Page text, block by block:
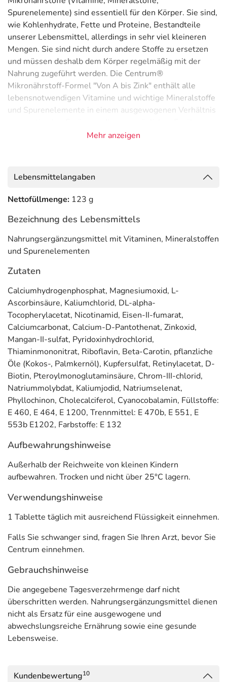
Spurenelemente) sind essentiell für den Körper. Sie sind,
wie Kohlenhydrate, Fette und Proteine, Bestandteile
unserer Lebensmittel, allerdings in sehr viel kleineren
Mengen. Sie sind nicht durch andere Stoffe zu ersetzen
und müssen deshalb dem Körper regelmäßig mit der
Nahrung zugeführt werden. Die Centrum®
Mikronährstoff-Formel "Von A bis Zink" enthält alle
lebensnotwendigen Vitamine und wichtige Mineralstoffe
und Spurenelemente in einem ausgewogenen Verhältnis
Das Ergebnis: Der Körper wird durch die mit Sorgfalt
Abwehrkräfte: Vitamin C, Vitamin D, Zink und Selen
bei.
Blut: Eisen, Vitamin B6 und Vitamin B12 tragen zur
normalen Bildung von roten Blutkörperchen bei. Vitamin
B2 trägt zur Erhaltung normaler roter Blutkörperchen bei.
Energie: Vitamin B6 und B12 tragen zur Verringerung von
Müdigkeit und Ermüdung bei.
Knochen & Gelenke: Vitamin D, Calcium, Mangan und
Phosphor tragen zur Erhaltung normaler Knochen bei.
Nerven: Biotin, Jod, Vitamin B1, Vitamin B6 und Vitamin
B12 tragen zu einer normalen Funktion des
Nervensystems bei.
Zellschutz: Vitamin C und Vitamin E tragen dazu bei, die
Zellen vor oxidativem Stress zu schützen.
Anwendung
Eine Tablette täglich mit ausreichend Flüssigkeit
einnehmen.
Inhaltsstoffe pro Tablette
Zusammensetzung pro Tablette %NRV*
Vitamin A (25% als Beta-Carotin 800 µg
100%
Vitamin C
Vitamin K
30 µg
40%
Thiamin
1,4 mg
Riboflavin
Vitamin B12
Mehr anzeigen
Lebensmittelangaben
Nettofüllmenge: 123 g
Bezeichnung des Lebensmittels
Nahrungsergänzungsmittel mit Vitaminen, Mineralstoffen
und Spurenelementen
Zutaten
Calciumhydrogenphosphat, Magnesiumoxid, L-
Ascorbinsäure, Kaliumchlorid, DL-alpha-
Tocopherylacetat, Nicotinamid, Eisen-II-fumarat,
Calciumcarbonat, Calcium-D-Pantothenat, Zinkoxid,
Mangan-II-sulfat, Pyridoxinhydrochlorid,
Thiaminmononitrat, Riboflavin, Beta-Carotin, pflanzliche
Öle (Kokos-, Palmkernöl), Kupfersulfat, Retinylacetat, D-
Biotin, Pteroylmonoglutaminsäure, Chrom-III-chlorid,
Natriummolybdat, Kaliumjodid, Natriumselenat,
Phyllochinon, Cholecalciferol, Cyanocobalamin, Füllstoffe:
E 460, E 464, E 1200, Trennmittel: E 470b, E 551, E
553b E1202, Farbstoffe: E 132
Aufbewahrungshinweise
Außerhalb der Reichweite von kleinen Kindern
aufbewahren. Trocken und nicht über 25°C lagern.
Verwendungshinweise
1 Tablette täglich mit ausreichend Flüssigkeit einnehmen.
Falls Sie schwanger sind, fragen Sie Ihren Arzt, bevor Sie
Centrum einnehmen.
Gebrauchshinweise
Die angegebene Tagesverzehrmenge darf nicht
überschritten werden. Nahrungsergänzungsmittel dienen
nicht als Ersatz für eine ausgewogene und
abwechslungsreiche Ernährung sowie eine gesunde
Lebensweise.
Kundenbewertung10